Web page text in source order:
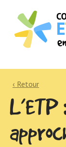
‹ Retour